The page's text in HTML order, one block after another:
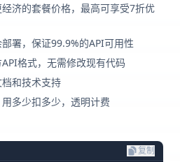
济的套餐价格，最高可享受7折优
署，保证99.9%的API可用性
格式，无需修改现有代码
和技术支持
多少扣多少，透明计费
复制